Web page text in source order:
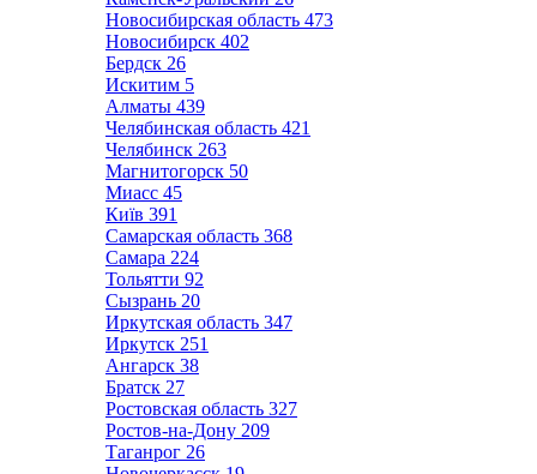
Новосибирская область 473
Новосибирск 402
Бердск 26
Искитим 5
Алматы 439
Челябинская область 421
Челябинск 263
Магнитогорск 50
Миасс 45
Київ 391
Самарская область 368
Самара 224
Тольятти 92
Сызрань 20
Иркутская область 347
Иркутск 251
Ангарск 38
Братск 27
Ростовская область 327
Ростов-на-Дону 209
Таганрог 26